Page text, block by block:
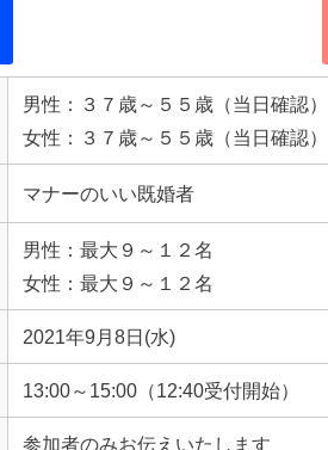
男性：３７歳～５５歳（当日確認）
女性：３７歳～５５歳（当日確認）
マナーのいい既婚者
男性：最大９～１２名
女性：最大９～１２名
2021年9月8日(水)
13:00～15:00（12:40受付開始）
参加者のみお伝えいたします